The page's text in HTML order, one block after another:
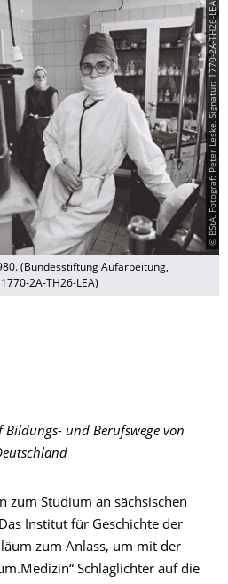
© BStA, Fotograf: Peter Leske, Signatur: 1770-2A-TH26-LEA
(Bundesstiftung Aufarbeitung,
2A-TH26-LEA)
Bildungs- und Berufswege von
zum Studium an sächsischen
Institut für Geschichte der
zum Anlass, um mit der
Schlaglichter auf die